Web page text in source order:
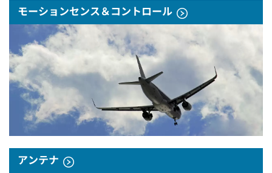
モーションセンス＆コントロール
アンテナ